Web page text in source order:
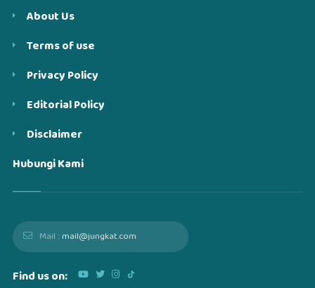
About Us
Terms of use
Privacy Policy
Editorial Policy
Disclaimer
Hubungi Kami
Mail :mail@jungkat.com
Find us on: